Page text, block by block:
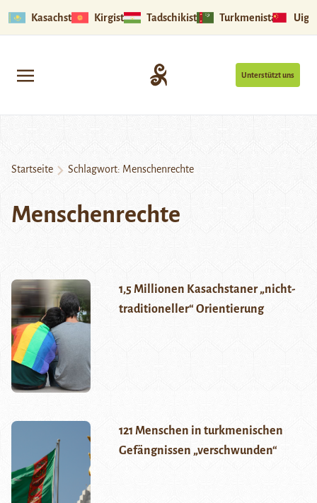
Kasachstan Kirgistan Tadschikistan Turkmenistan
Unterstützt uns
Startseite Schlagwort: Menschenrechte
Menschenrechte
1,5 Millionen Kasachstaner „nicht-
traditioneller“ Orientierung
121 Menschen in turkmenischen
Gefängnissen „verschwunden“